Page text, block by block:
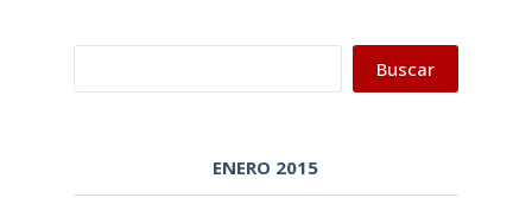
Buscar
ENERO 2015